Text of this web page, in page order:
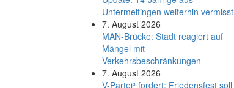
Untermeitingen weiterhin vermisst
7. August 2026
MAN-Brücke: Stadt reagiert auf
Mängel mit
Verkehrsbeschränkungen
7. August 2026
V-Partei­³ fordert: Friedens­fest soll